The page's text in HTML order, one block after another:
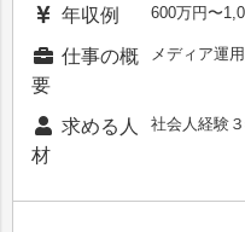
年収例 600万円〜
仕事の概
要
メディア運
求める人
材
社会人経験